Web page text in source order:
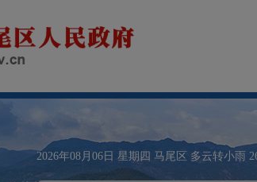
2026年08月06日 星期四 马尾区 多云转小雨